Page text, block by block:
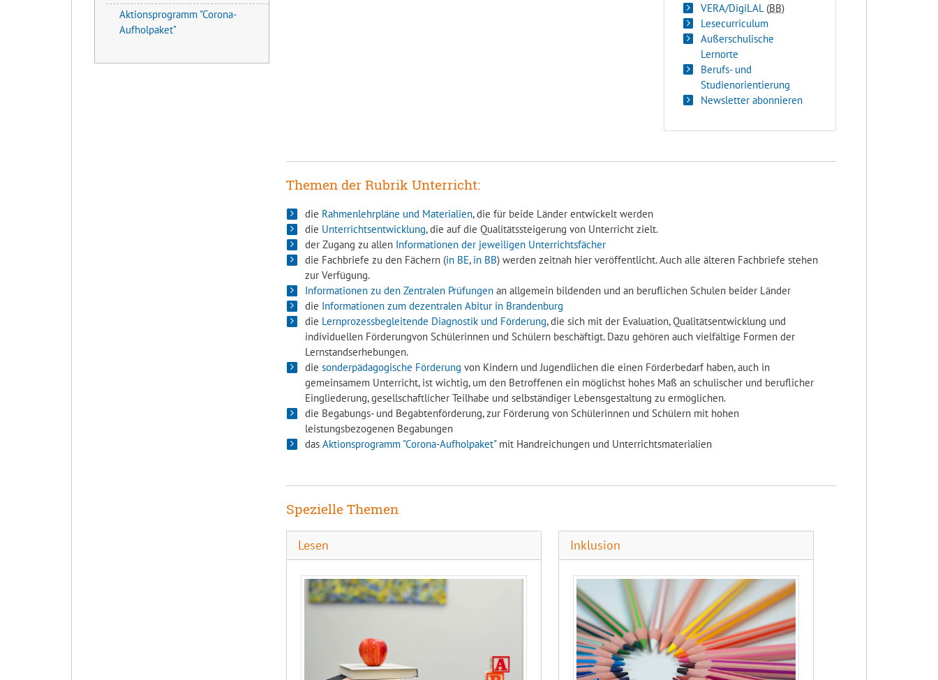
VERA/DigiLAL (BB)
Lesecurriculum
Außerschulische
Lernorte
Berufs- und
Studienorientierung
Newsletter abonnieren
Themen der Rubrik Unterricht:
die Rahmenlehrpläne und Materialien, die für beide Länder entwickelt werden
die Unterrichtsentwicklung, die auf die Qualitätssteigerung von Unterricht zielt.
der Zugang zu allen Informationen der jeweiligen Unterrichtsfächer
die Fachbriefe zu den Fächern (in BE, in BB) werden zeitnah hier veröffentlicht. Auch alle älteren Fachbriefe stehen
zur Verfügung.
Informationen zu den Zentralen Prüfungenan allgemein bildenden und an beruflichen Schulen beider Länder
die Informationen zum dezentralen Abitur in Brandenburg
die Lernprozessbegleitende Diagnostik und Förderung, die sich mit der Evaluation, Qualitätsentwicklung und
individuellen Förderungvon Schülerinnen und Schülern beschäftigt. Dazu gehören auch vielfältige Formen der
Lernstandserhebungen.
die sonderpädagogische Förderung von Kindern und Jugendlichen die einen Förderbedarf haben, auch in
gemeinsamem Unterricht, ist wichtig, um den Betroffenen ein möglichst hohes Maß an schulischer und beruflicher
Eingliederung, gesellschaftlicher Teilhabe und selbständiger Lebensgestaltung zu ermöglichen.
die Begabungs- und Begabtenförderung, zur Förderung von Schülerinnen und Schülern mit hohen
leistungsbezogenen Begabungen
das Aktionsprogramm "Corona-Aufholpaket"mit Handreichungen und Unterrichtsmaterialien
Spezielle Themen
Lesen Inklusion
Aktionsprogramm "Corona-
Aufholpaket"